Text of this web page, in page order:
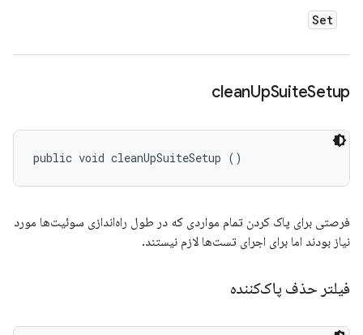
Set
cleanUpSuiteSetup
public void cleanUpSuiteSetup ()
فرصتی برای پاک کردن تمام مواردی که در طول راه‌اندازی سوئیت‌ها مورد
نیاز بودند اما برای اجرای تست‌ها لازم نیستند.
فیلتر حذف پاک‌کننده